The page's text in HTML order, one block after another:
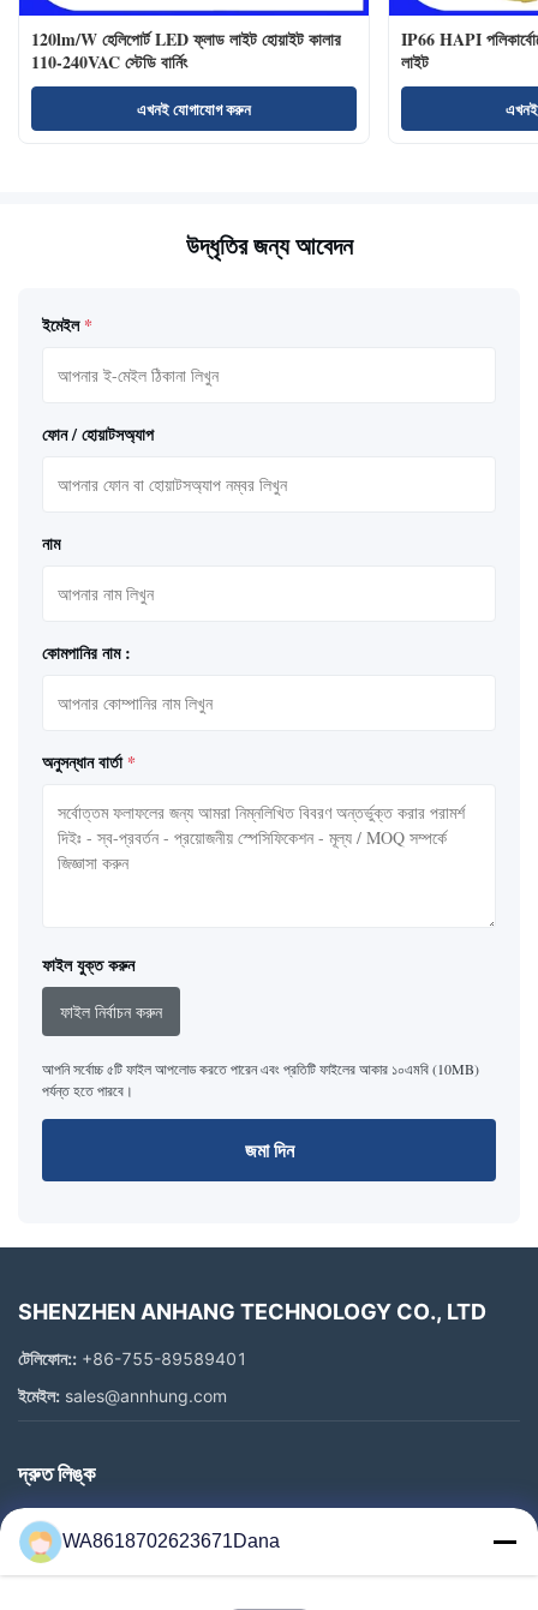
120lm/W হেলিপোর্ট LED ফ্লাড লাইট হোয়াইট কালার
110-240VAC স্টেডি বার্নিং
এখনই যোগাযোগ করুন
IP66 HAPI
লাইট
উদ্ধৃতির জন্য আবেদন
ইমেইল *
ফোন / হোয়াটসঅ্যাপ
নাম
কোমপানির নাম :
অনুসন্ধান বার্তা *
ফাইল যুক্ত করুন
ফাইল নির্বাচন করুন
আপনি সর্বোচ্চ ৫টি ফাইল আপলোড করতে পারেন এবং প্রতিটি ফাইলের আকার ১০এমবি (10MB)
পর্যন্ত হতে পারবে।
জমা দিন
SHENZHEN ANHANG TECHNOLOGY CO., LTD
টেলিফোন:: +86-755-89589401
ইমেইল: sales@annhung.com
দ্রুত লিঙ্ক
বাড়ি
পণ্য
WA8618702623671Dana